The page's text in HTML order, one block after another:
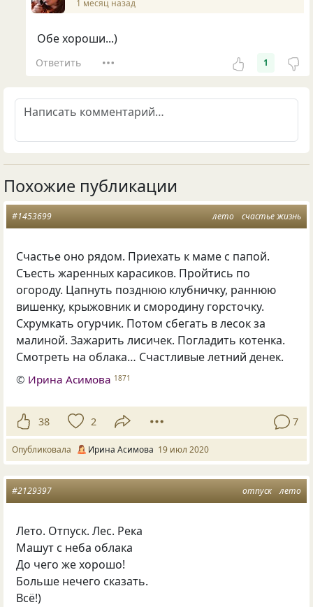
1 месяц назад
Обе хороши...)
Ответить 1
Похожие публикации
лето счастье жизнь
#1453699
Счастье оно рядом. Приехать к маме с папой.
Съесть жаренных карасиков. Пройтись по
огороду. Цапнуть позднюю клубничку, раннюю
вишенку, крыжовник и смородину горсточку.
Схрумкать огурчик. Потом сбегать в лесок за
малиной. Зажарить лисичек. Погладить котенка.
Смотреть на облака… Счастливые летний денек.
© Ирина Асимова 1871
38 2 7
Опубликовала Ирина Асимова 19 июл 2020
отпуск лето
#2129397
Лето. Отпуск. Лес. Река
Машут с неба облака
До чего же хорошо!
Больше нечего сказать.
Всё!)